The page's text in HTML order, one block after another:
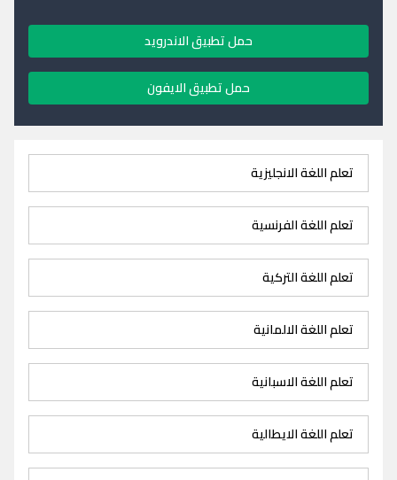
حمل تطبيق الاندرويد
حمل تطبيق الايفون
تعلم اللغة الانجليزية
تعلم اللغة الفرنسية
تعلم اللغة التركية
تعلم اللغة الالمانية
تعلم اللغة الاسبانية
تعلم اللغة الايطالية